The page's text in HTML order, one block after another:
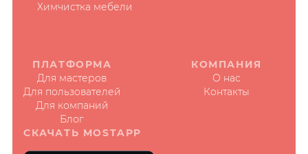
Химчистка мебели
ПЛАТФОРМА
Для мастеров
Для пользователей
Для компаний
Блог
КОМПАНИЯ
О нас
Контакты
СКАЧАТЬ MOSTAPP